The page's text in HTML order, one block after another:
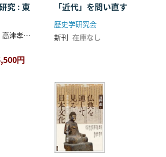
究 : 東
市村高男 李根雨 高津孝 劉恒武 編
円
「近代」を問い直す
歴史学研究会
新刊 在庫なし